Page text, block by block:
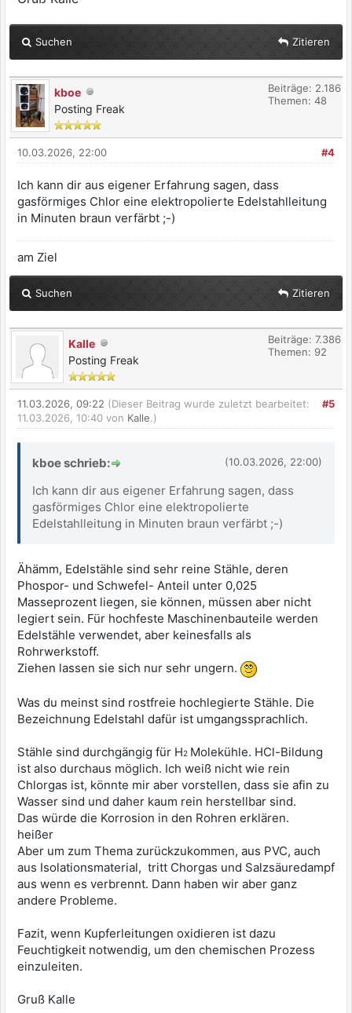
Suchen Zitieren
kboe
Posting Freak
Beiträge: 2.186
Themen: 48
#4
10.03.2026, 22:00
Ich kann dir aus eigener Erfahrung sagen, dass
gasförmiges Chlor eine elektropolierte Edelstahlleitung
in Minuten braun verfärbt ;-)
am Ziel
Suchen Zitieren
Kalle
Posting Freak
Beiträge: 7.386
Themen: 92
#5
11.03.2026, 09:22 (Dieser Beitrag wurde zuletzt bearbeitet:
11.03.2026, 10:40 von Kalle.)
(10.03.2026, 22:00)
kboe schrieb:
Ich kann dir aus eigener Erfahrung sagen, dass
gasförmiges Chlor eine elektropolierte
Edelstahlleitung in Minuten braun verfärbt ;-)
Ähämm, Edelstähle sind sehr reine Stähle, deren
Phospor- und Schwefel- Anteil unter 0,025
Masseprozent liegen, sie können, müssen aber nicht
legiert sein. Für hochfeste Maschinenbauteile werden
Edelstähle verwendet, aber keinesfalls als
Rohrwerkstoff.
Ziehen lassen sie sich nur sehr ungern.
Was du meinst sind rostfreie hochlegierte Stähle. Die
Bezeichnung Edelstahl dafür ist umgangssprachlich.
Stähle sind durchgängig für H2 Molekühle. HCl-Bildung
ist also durchaus möglich. Ich weiß nicht wie rein
Chlorgas ist, könnte mir aber vorstellen, dass sie afin zu
Wasser sind und daher kaum rein herstellbar sind.
Das würde die Korrosion in den Rohren erklären.
heißer
Aber um zum Thema zurückzukommen, aus PVC, auch
aus Isolationsmaterial, tritt Chorgas und Salzsäuredampf
aus wenn es verbrennt. Dann haben wir aber ganz
andere Probleme.
Fazit, wenn Kupferleitungen oxidieren ist dazu
Feuchtigkeit notwendig, um den chemischen Prozess
einzuleiten.
Gruß Kalle